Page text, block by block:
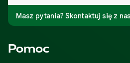
Masz pytania? Skontaktuj się z
Linki w stopce
Pomoc